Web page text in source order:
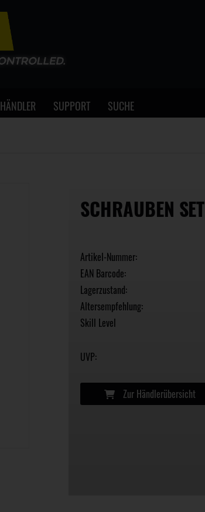
HÄNDLER SUPPORT SUCHE
SCHRAUBEN
Artikel-Nummer:
EAN Barcode:
Lagerzustand:
Altersempfehlung:
Skill Level
UVP:
Zur Händlerübersicht